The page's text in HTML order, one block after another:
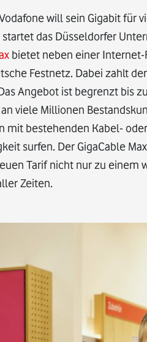
will sein Gigabit für
das Düsseldorfer
bietet neben einer
Festnetz. Dabei zahlt
Angebot ist begrenzt bis
viele Millionen
bestehenden Kabel-
surfen. Der GigaCable
Tarif nicht nur zu einem
Zeiten.